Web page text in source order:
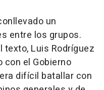
un
entre los grupos.
texto, Luis Rodríguez
el Gobierno
difícil batallar con